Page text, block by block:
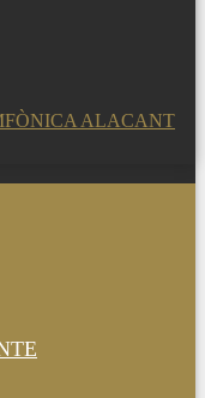
ALACANT